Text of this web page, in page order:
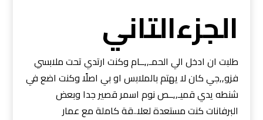
الجزءالتاني
طلبت ان ادخل الي الحمـ,,ــام وكنت ارتدي تحت ملابسي
فزو,,جي كان لا يهتم بالملابس او بي اصلًا وكنت اضع في
شنطه يدي قميـ,,ــص نوم اسمر قصير جدا وبعض
البرفانات كنت مستعدة لعلا..قة كاملة مع عمار